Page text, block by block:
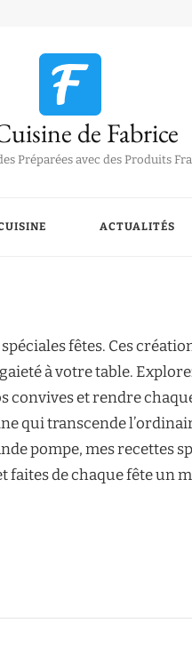
de Fabrice
Préparées avec des Produits
ACTUALITÉS
fêtes. Ces
à votre table.
et rendre
qui transcende
pompe, mes recettes
de chaque fête un